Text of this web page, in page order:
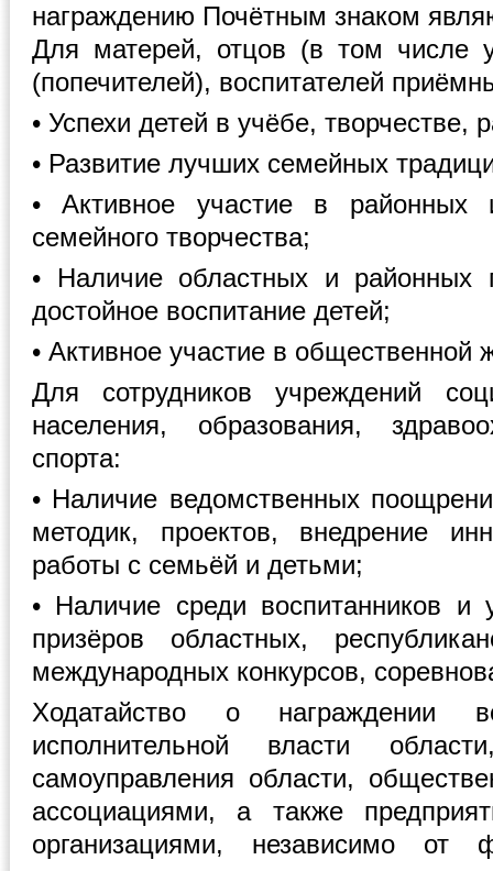
награждению Почётным знаком
Для матерей, отцов (в том числе
(попечителей), воспитателей
• Успехи детей в учёбе, творчестве,
• Развитие лучших семейных
• Активное участие в районных
семейного творчества;
• Наличие областных и районных
достойное воспитание детей;
• Активное участие в общественной
Для сотрудников учреждений
населения, образования,
спорта:
• Наличие ведомственных
методик, проектов, внедрение
работы с семьёй и детьми;
• Наличие среди воспитанников и
призёров областных,
международных конкурсов,
Ходатайство о награждении
исполнительной власти
самоуправления области,
ассоциациями, а также
организациями, независимо от